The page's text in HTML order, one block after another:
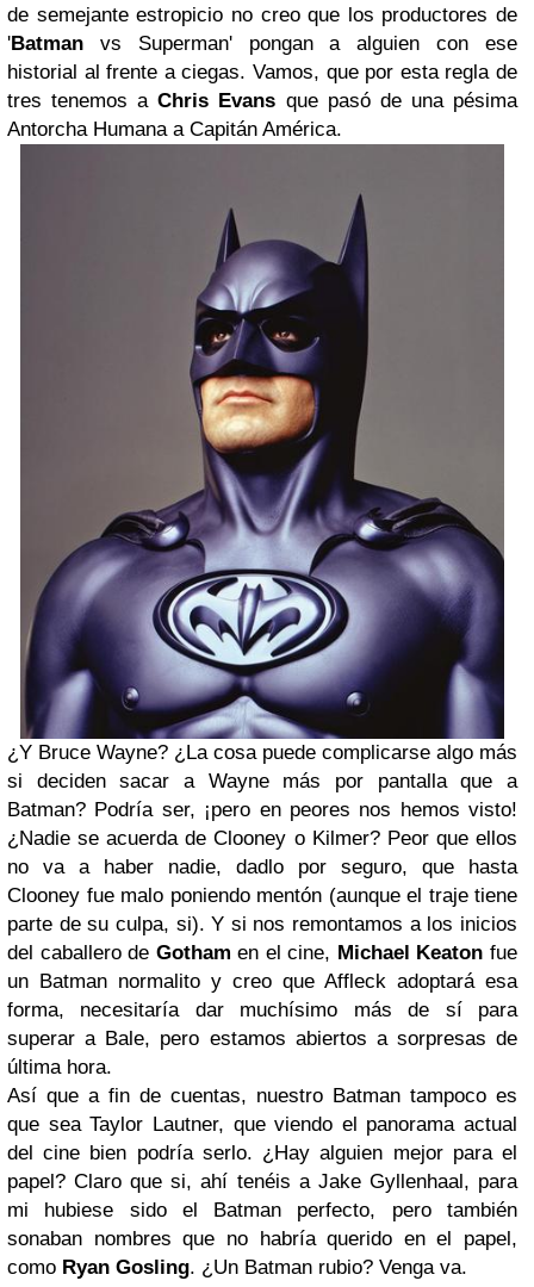
de semejante estropicio no creo que los productores de
'Batman vs Superman' pongan a alguien con ese
historial al frente a ciegas. Vamos, que por esta regla de
tres tenemos aChris Evans que pasó de una pésima
Antorcha Humana a Capitán América.
¿Y Bruce Wayne? ¿La cosa puede complicarse algo más
si deciden sacar a Wayne más por pantalla que a
Batman? Podría ser, ¡pero en peores nos hemos visto!
¿Nadie se acuerda de Clooney o Kilmer? Peor que ellos
no va a haber nadie, dadlo por seguro, que hasta
Clooney fue malo poniendo mentón (aunque el traje tiene
parte de su culpa, si). Y si nos remontamos a los inicios
del caballero de Gotham en el cine, Michael Keaton fue
un Batman normalito y creo que Affleck adoptará esa
forma, necesitaría dar muchísimo más de sí para
superar a Bale, pero estamos abiertos a sorpresas de
última hora.
Así que a fin de cuentas, nuestro Batman tampoco es
que sea Taylor Lautner, que viendo el panorama actual
del cine bien podría serlo. ¿Hay alguien mejor para el
papel? Claro que si, ahí tenéis a Jake Gyllenhaal, para
mi hubiese sido el Batman perfecto, pero también
sonaban nombres que no habría querido en el papel,
como Ryan Gosling. ¿Un Batman rubio? Venga va.